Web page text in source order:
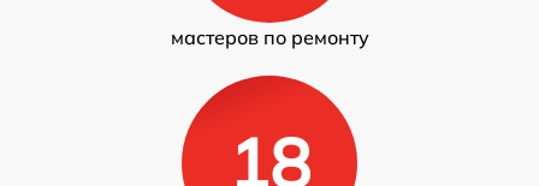
мастеров по ремонту
18